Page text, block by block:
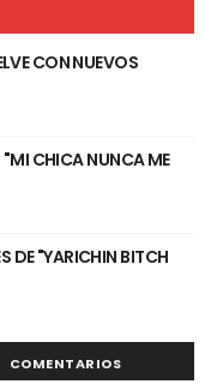
CON NUEVOS
"MI CHICA NUNCA ME
DE "YARICHIN BITCH
COMENTARIOS